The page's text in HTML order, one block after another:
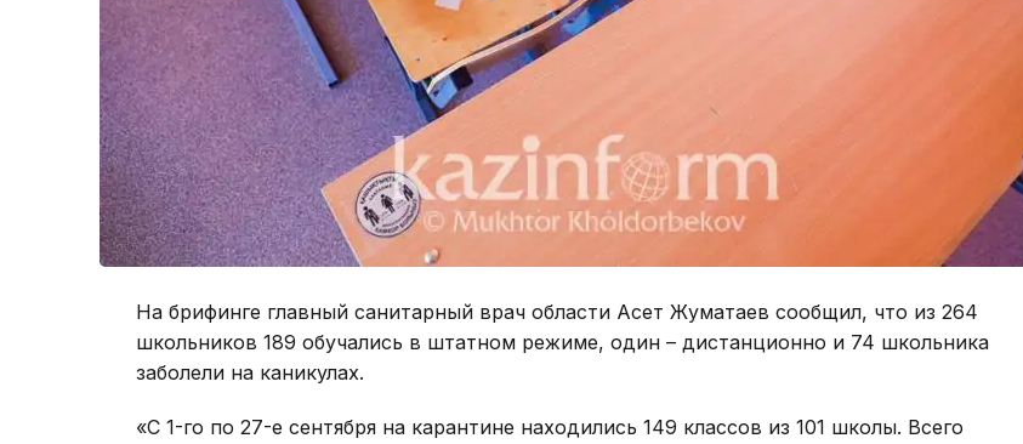
На брифинге главный санитарный врач области Асет Жуматаев сообщил, что из 264
школьников 189 обучались в штатном режиме, один – дистанционно и 74 школьника
заболели на каникулах.
«С 1-го по 27-е сентября на карантине находились 149 классов из 101 школы. Всего